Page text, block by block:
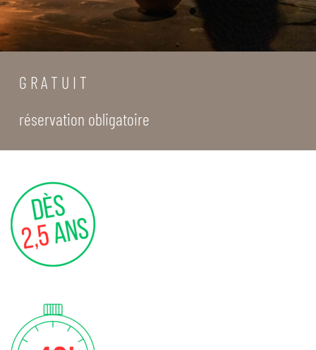
G R A T U I T
réservation obligatoire